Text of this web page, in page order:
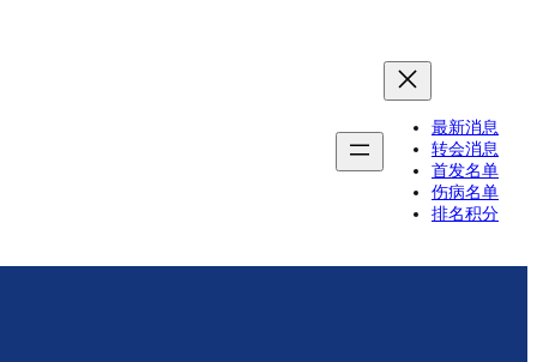
最新消息
转会消息
首发名单
伤病名单
排名积分